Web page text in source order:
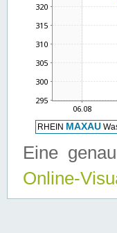
Eine
Online-